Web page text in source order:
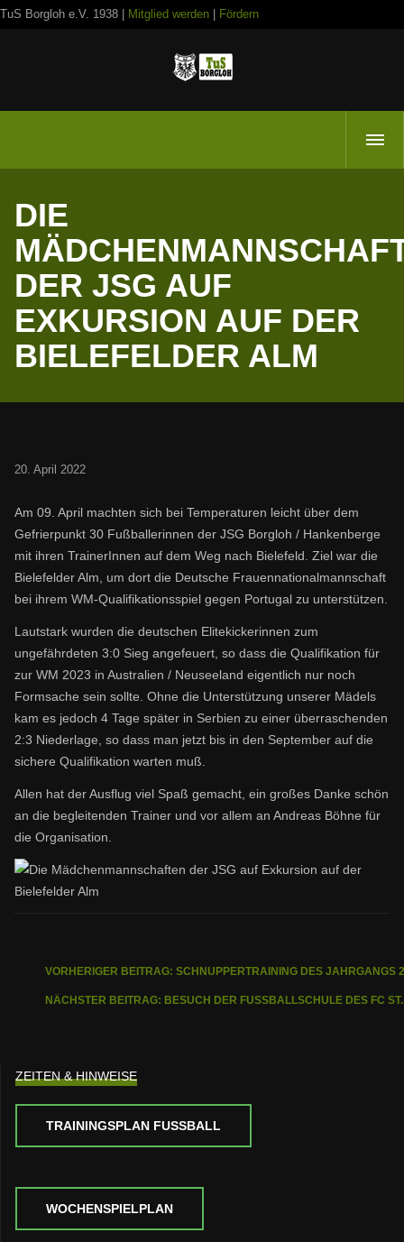
TuS Borgloh e.V. 1938 | Mitglied werden Fördern
DIE
DER JSG AUF
EXKURSION AUF DER
BIELEFELDER ALM
20. April 2022
Am 09. April machten sich bei Temperaturen leicht über dem
Gefrierpunkt 30 Fußballerinnen der JSG Borgloh / Hankenberge
mit ihren TrainerInnen auf dem Weg nach Bielefeld. Ziel war die
Bielefelder Alm, um dort die Deutsche Frauennationalmannschaft
bei ihrem WM-Qualifikationsspiel gegen Portugal zu unterstützen.
Lautstark wurden die deutschen Elitekickerinnen zum
ungefährdeten 3:0 Sieg angefeuert, so dass die Qualifikation für
zur WM 2023 in Australien / Neuseeland eigentlich nur noch
Formsache sein sollte. Ohne die Unterstützung unserer Mädels
kam es jedoch 4 Tage später in Serbien zu einer überraschenden
2:3 Niederlage, so dass man jetzt bis in den September auf die
sichere Qualifikation warten muß.
Allen hat der Ausflug viel Spaß gemacht, ein großes Danke schön
an die begleitenden Trainer und vor allem an Andreas Böhne für
die Organisation.
VORHERIGER BEITRAG: SCHNUPPERTRAINING DES JAHRGANGS
NÄCHSTER BEITRAG: BESUCH DER FUSSBALLSCHULE DES FC
ZEITEN & HINWEISE
TRAININGSPLAN FUSSBALL
WOCHENSPIELPLAN